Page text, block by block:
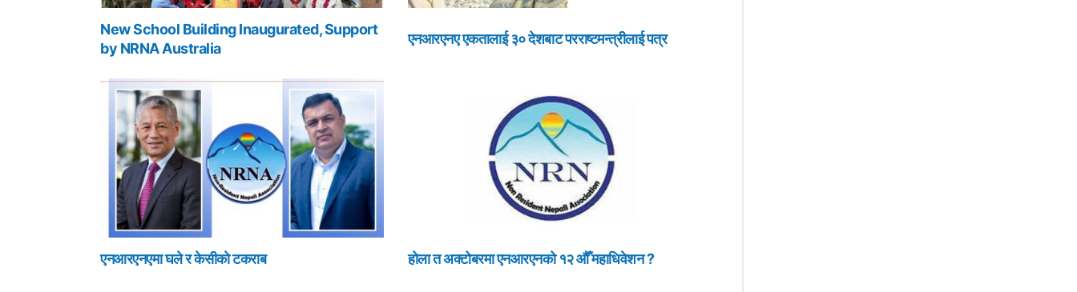
New School Building Inaugurated, Support
by NRNA Australia
एनआरएनए एकतालाई ३० देशबाट परराष्टमन्त्रीलाई पत्र
एनआरएनएमा घले र केसीको टकराब होला त अक्टोबरमा एनआरएनको १२ औँ महाधिवेशन ?